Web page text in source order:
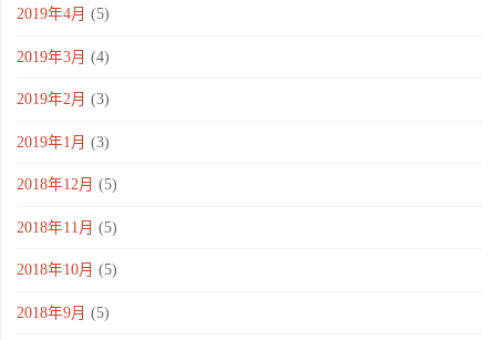
2019年4月 (5)
2019年3月 (4)
2019年2月 (3)
2019年1月 (3)
2018年12月 (5)
2018年11月 (5)
2018年10月 (5)
2018年9月 (5)